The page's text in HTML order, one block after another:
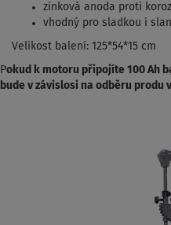
zinková anoda proti
vhodný pro sladkou i
Velikost balení: 125*54*15 cm
Pokud k motoru připojíte 100 Ah
bude v závislosi na odběru produ